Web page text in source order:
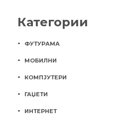
Категории
ФУТУРАМА
МОБИЛНИ
КОМПЈУТЕРИ
ГАЏЕТИ
ИНТЕРНЕТ